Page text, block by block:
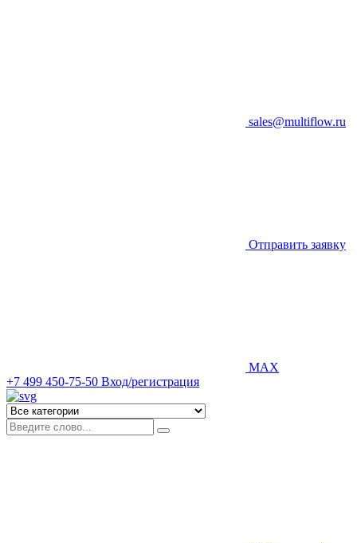
sales@multiflow.ru
Отправить заявку
MAX
+7 499 450-75-50 Вход/регистрация